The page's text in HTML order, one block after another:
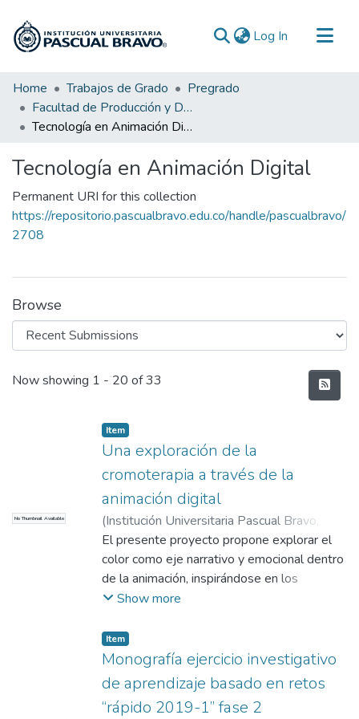
Log In (current)
Communities & Collections
All of DSpace
Statistics
Home Trabajos de Grado
Pregrado
Facultad de Producción y Diseño
Tecnología en Animación Digital
Tecnología en Animación Digital
Permanent URI for this collection
https://repositorio.pascualbravo.edu.co/handle/pascualbravo/
2708
Browse
Recent Submissions
Now showing 1 - 20 of 33
No Thumbnail Available
Item
Una exploración de la
cromoterapia a través de la
animación digital
(Institución Universitaria Pascual Bravo
2025)Quintero López, Ana Sofia;
Hernández Ossa, Danna Michelle;Gallego
Escobar, Francisco Fernando
El presente proyecto propone explorar el
color como eje narrativo y emocional dentro
de la animación, inspirándose en los
principios simbólicos de la cromoterapia.
como un recurso decorativo o de
ambientación, pero este trabajo busca
resignificar como un lenguaje visual
autónomo, capaz de transmitir emociones y
construir significado por sí mismo. A partir
Show more
Item
Monografía ejercicio investigativo
de aprendizaje basado en retos
“rápido 2019-1” fase 2